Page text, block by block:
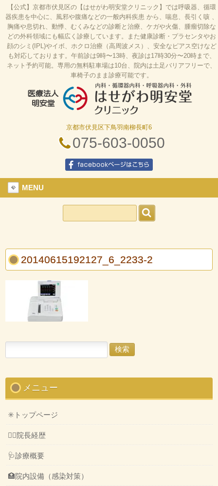
【公式】京都市伏見区の【はせがわ明安堂クリニック】では呼吸器、循環
器疾患を中心に、風邪や腹痛などの一般内科疾患 から、喘息、長引く咳 、
胸痛や息切れ、動悸、むくみなどの診断と治療、ケガや火傷、腫瘤切除な
どの外科領域にも幅広く診療しています。また健康診断・プラセンタやお
顔のシミ(IPL)やイボ、ホクロ治療（高周波メス）、安全なピアス空けなど
も対応しております。午前診は9時〜13時、夜診は17時30分〜20時まで、
ネット予約可能。専用の無料駐車場は10台、院内は土足バリアフリーで、
車椅子のまま診療可能です。
はせがわ明安堂クリニックの公式HP、京都市伏見
区の内科、呼吸器科、循環器科、外科の診療、オン
ライン診療、駐車場10台、web予約、バリアフリ
ー、プラセンタ
京都市伏見区下鳥羽南柳長町6
075-603-0050
MENU
20140615192127_6_2233-2
索:
メニュー
✳️トップページ
👨‍⚕️院長経歴
🩺診療概要
🏥院内設備（感染対策）